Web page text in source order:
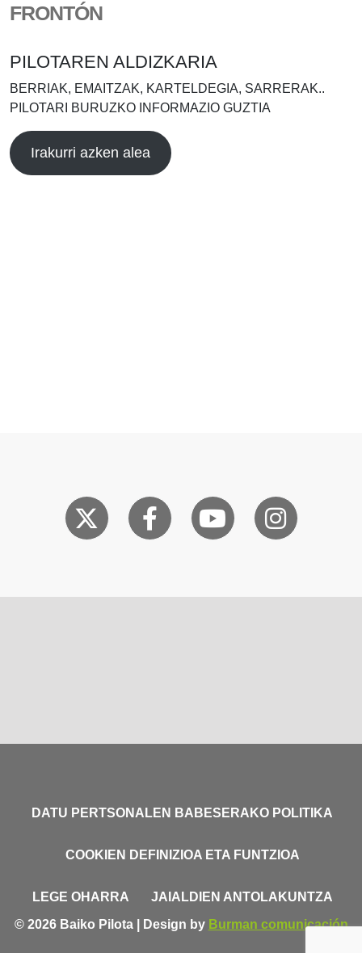
FRONTÓN
PILOTAREN ALDIZKARIA
BERRIAK, EMAITZAK, KARTELDEGIA, SARRERAK..
PILOTARI BURUZKO INFORMAZIO GUZTIA
Irakurri azken alea
DATU PERTSONALEN BABESERAKO POLITIKA
COOKIEN DEFINIZIOA ETA FUNTZIOA
LEGE OHARRA
JAIALDIEN ANTOLAKUNTZA
© 2026 Baiko Pilota | Design by Burman comunicación